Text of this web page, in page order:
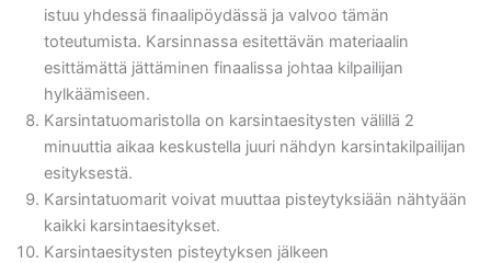
istuu yhdessä finaalipöydässä ja valvoo tämän
toteutumista. Karsinnassa esitettävän materiaalin
esittämättä jättäminen finaalissa johtaa kilpailijan
hylkäämiseen.
Karsintatuomaristolla on karsintaesitysten välillä 2
minuuttia aikaa keskustella juuri nähdyn karsintakilpailijan
esityksestä.
Karsintatuomarit voivat muuttaa pisteytyksiään nähtyään
kaikki karsintaesitykset.
Karsintaesitysten pisteytyksen jälkeen